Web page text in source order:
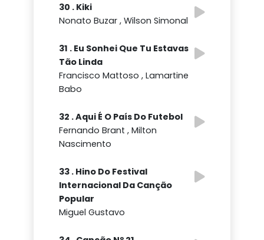
30 . Kiki
Nonato Buzar , Wilson Simonal
31 . Eu Sonhei Que Tu Estavas
Tão Linda
Francisco Mattoso , Lamartine
Babo
32 . Aqui É O País Do Futebol
Fernando Brant , Milton
Nascimento
33 . Hino Do Festival
Internacional Da Canção
Popular
Miguel Gustavo